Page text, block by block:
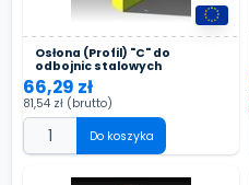
Osłona (Profil) "C" do
odbojnic stalowych
66,29 zł
81,54 zł (brutto)
Do koszyka